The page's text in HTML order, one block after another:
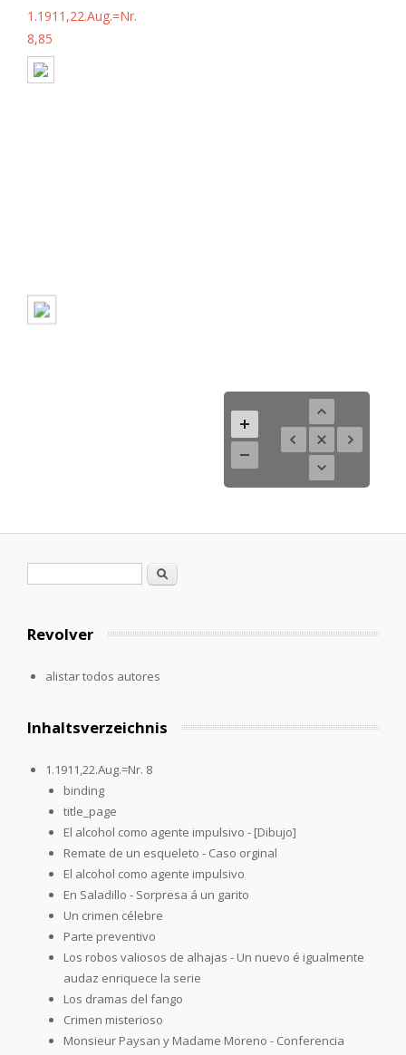
1.1911,22.Aug.=Nr.
8,85
Formulario de búsqueda
Buscar
Revolver
alistar todos autores
Inhaltsverzeichnis
1.1911,22.Aug.=Nr. 8
binding
title_page
El alcohol como agente impulsivo - [Dibujo]
Remate de un esqueleto - Caso orginal
El alcohol como agente impulsivo
En Saladillo - Sorpresa á un garito
Un crimen célebre
Parte preventivo
Los robos valiosos de alhajas - Un nuevo é igualmente
audaz enriquece la serie
Los dramas del fango
Crimen misterioso
Monsieur Paysan y Madame Moreno - Conferencia